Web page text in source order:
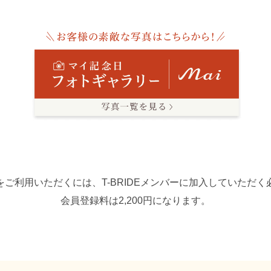
ご利用いただくには、T-BRIDEメンバーに加入していただく
会員登録料は2,200円になります。